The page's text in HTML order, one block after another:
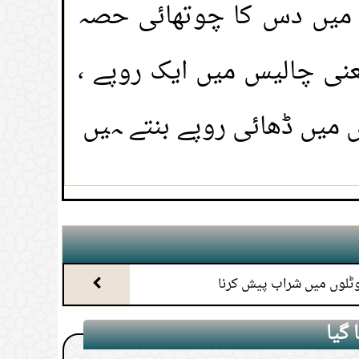
میں دس کا چوتھائی حصہ
چالیس میں ایک روپے ،
ڈھائی روپے بنتے ہیں
میں شراب پیش کرنا
( مناظر5655 )
(
وطی کرنا ( مناظر5162 )
میں مجھے جو عذاب دینا ہے وہ دنیا ہی
جمعہ کا جمع کرنا ( مناظر4864 )